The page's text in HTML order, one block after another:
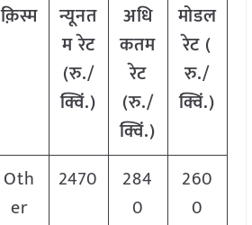
क़िस्म
न्यूनत
म रेट
(रु./
क्विं.)
अधि
कतम
रेट
(रु./
क्विं.)
मोडल
रेट (
रु./
क्विं.)
Oth
er
2470
284
0
260
0